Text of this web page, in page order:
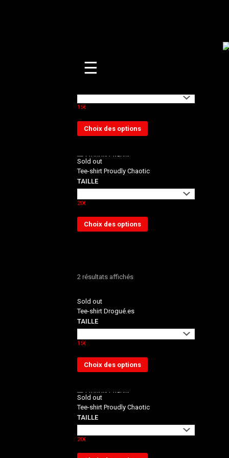
☰
Sold out
Tee-shirt Drogué.es
15€
Choix des options
Sold out
Tee-shirt Proudly Chaotic
TAILLE
20€
Choix des options
2 résultats affichés
Sold out
Tee-shirt Drogué.es
TAILLE
15€
Choix des options
Sold out
Tee-shirt Proudly Chaotic
TAILLE
20€